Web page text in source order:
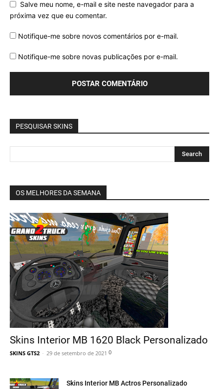
Salve meu nome, e-mail e site neste navegador para a
próxima vez que eu comentar.
Notifique-me sobre novos comentários por e-mail.
Notifique-me sobre novas publicações por e-mail.
PESQUISAR SKINS
OS MELHORES DA SEMANA
Skins Interior MB 1620 Black Personalizado
SKINS GTS2 - 29 de setembro de 2021 0
Skins Interior MB Actros Personalizado